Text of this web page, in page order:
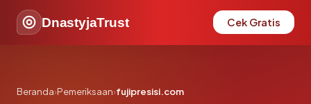
DnastyjaTrust Cek Gratis
Beranda›Pemeriksaan›fujipresisi.com